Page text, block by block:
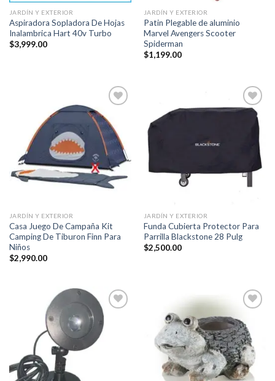
JARDÍN Y EXTERIOR
Aspiradora Sopladora De Hojas
Inalambrica Hart 40v Turbo
$3,999.00
JARDÍN Y EXTERIOR
Patin Plegable de aluminio
Marvel Avengers Scooter
Spiderman
$1,199.00
Añadir
a la
lista de
deseos
JARDÍN Y EXTERIOR
Casa Juego De Campaña Kit
Camping De Tiburon Finn Para
Niños
$2,990.00
Añadir
JARDÍN Y EXTERIOR
Funda Cubierta Protector Para
Parrilla Blackstone 28 Pulg
$2,500.00
Añadir
lista de
a la
lista de
deseos